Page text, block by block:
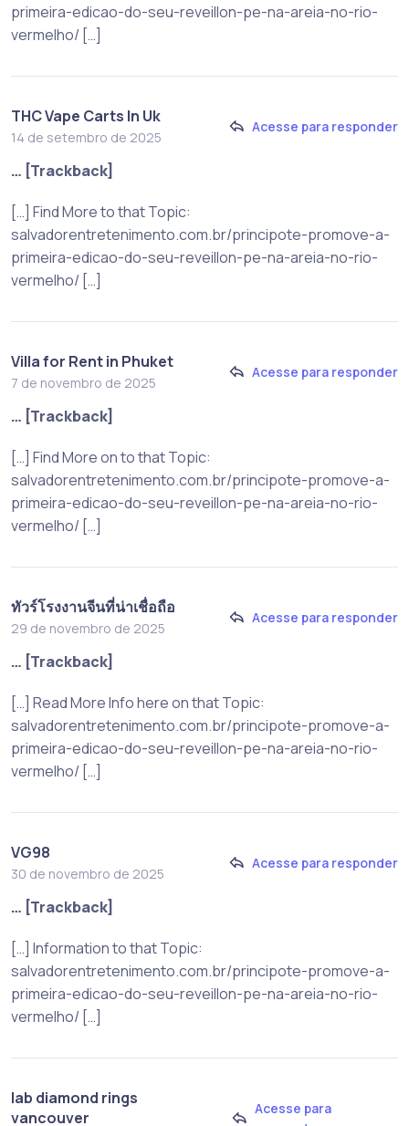
primeira-edicao-do-seu-reveillon-pe-na-areia-no-rio-
vermelho/ […]
THC Vape Carts In Uk
14 de setembro de 2025
Acesse para responder
… [Trackback]
[…] Find More to that Topic:
salvadorentretenimento.com.br/principote-promove-a-
primeira-edicao-do-seu-reveillon-pe-na-areia-no-rio-
vermelho/ […]
Villa for Rent in Phuket
7 de novembro de 2025
Acesse para responder
… [Trackback]
[…] Find More on to that Topic:
salvadorentretenimento.com.br/principote-promove-a-
primeira-edicao-do-seu-reveillon-pe-na-areia-no-rio-
vermelho/ […]
ทัวร์โรงงานจีนที่น่าเชื่อถือ
29 de novembro de 2025
Acesse para responder
… [Trackback]
[…] Read More Info here on that Topic:
salvadorentretenimento.com.br/principote-promove-a-
primeira-edicao-do-seu-reveillon-pe-na-areia-no-rio-
vermelho/ […]
VG98
30 de novembro de 2025
Acesse para responder
… [Trackback]
[…] Information to that Topic:
salvadorentretenimento.com.br/principote-promove-a-
primeira-edicao-do-seu-reveillon-pe-na-areia-no-rio-
vermelho/ […]
lab diamond rings
vancouver
Acesse para